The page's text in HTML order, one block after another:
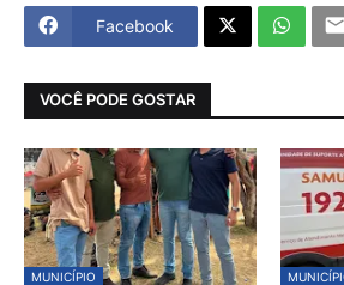
Facebook
VOCÊ PODE GOSTAR
MUNICÍPIO